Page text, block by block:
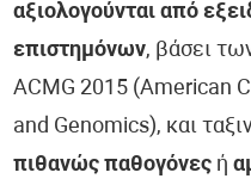
αξιολογούνται από
επιστημόνων, βάσει
ACMG 2015 (American
and Genomics), και
πιθανώς παθογόνες ή